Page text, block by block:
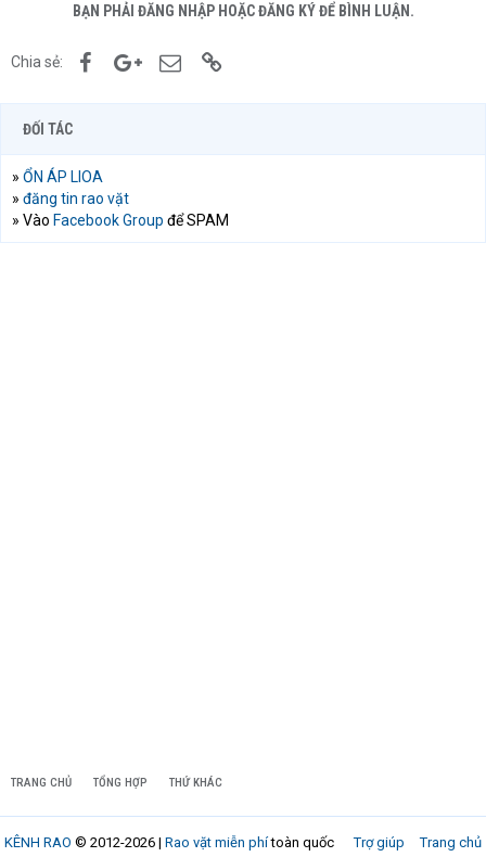
BẠN PHẢI ĐĂNG NHẬP HOẶC ĐĂNG KÝ ĐỂ BÌNH LUẬN.
Chia sẻ: FacebookGoogle+Email
ĐỐI TÁC
» ỔN ÁP LIOA
» đăng tin rao vặt
» Vào Facebook Group để SPAM
TRANG CHỦ TỔNG HỢP THỨ KHÁC
Trợ giúp Trang chủ
KÊNH RAO © 2012-2026 | Rao vặt miễn phítoàn quốc